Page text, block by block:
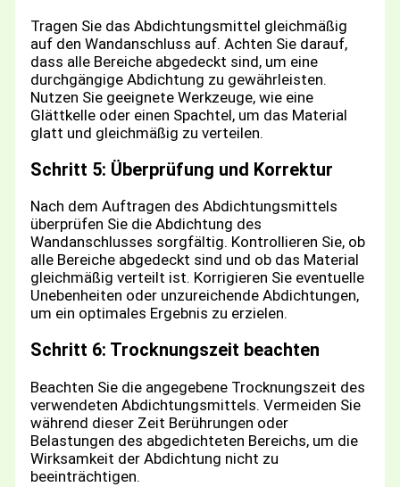
Tragen Sie das Abdichtungsmittel gleichmäßig
auf den Wandanschluss auf. Achten Sie darauf,
dass alle Bereiche abgedeckt sind, um eine
durchgängige Abdichtung zu gewährleisten.
Nutzen Sie geeignete Werkzeuge, wie eine
Glättkelle oder einen Spachtel, um das Material
glatt und gleichmäßig zu verteilen.
Schritt 5: Überprüfung und Korrektur
Nach dem Auftragen des Abdichtungsmittels
überprüfen Sie die Abdichtung des
Wandanschlusses sorgfältig. Kontrollieren Sie, ob
alle Bereiche abgedeckt sind und ob das Material
gleichmäßig verteilt ist. Korrigieren Sie eventuelle
Unebenheiten oder unzureichende Abdichtungen,
um ein optimales Ergebnis zu erzielen.
Schritt 6: Trocknungszeit beachten
Beachten Sie die angegebene Trocknungszeit des
verwendeten Abdichtungsmittels. Vermeiden Sie
während dieser Zeit Berührungen oder
Belastungen des abgedichteten Bereichs, um die
Wirksamkeit der Abdichtung nicht zu
beeinträchtigen.